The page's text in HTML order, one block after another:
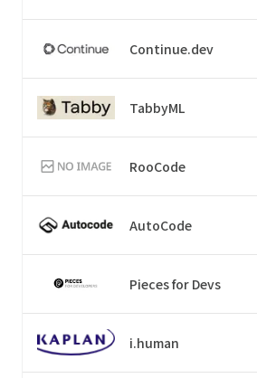
Continue.dev
TabbyML
RooCode
AutoCode
Pieces for Devs
i.human